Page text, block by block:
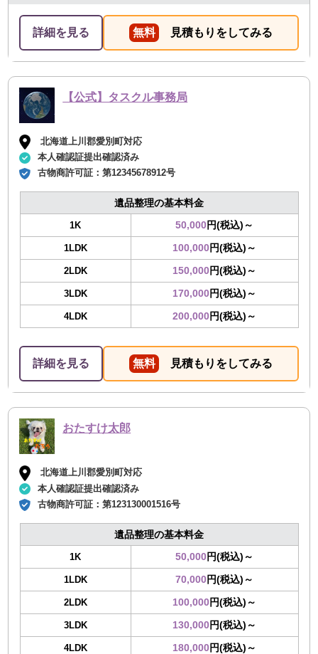
詳細を見る 無料 見積もりをしてみる
【公式】タスクル事務局
北海道上川郡愛別町対応
本人確認証提出確認済み
古物商許可証：第12345678912号
遺品整理の基本料金
1K 50,000円(税込)～
1LDK 100,000円(税込)～
2LDK 150,000円(税込)～
3LDK 170,000円(税込)～
4LDK 200,000円(税込)～
詳細を見る 無料 見積もりをしてみる
おたすけ太郎
北海道上川郡愛別町対応
本人確認証提出確認済み
古物商許可証：第123130001516号
遺品整理の基本料金
1K 50,000円(税込)～
1LDK 70,000円(税込)～
2LDK 100,000円(税込)～
3LDK 130,000円(税込)～
4LDK 180,000円(税込)～